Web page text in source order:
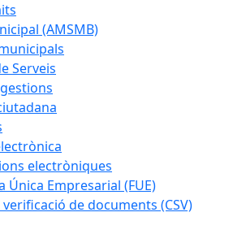
(AMSMB)
Serveis
electròniques
Única Empresarial (FUE)
verificació de documents (CSV)